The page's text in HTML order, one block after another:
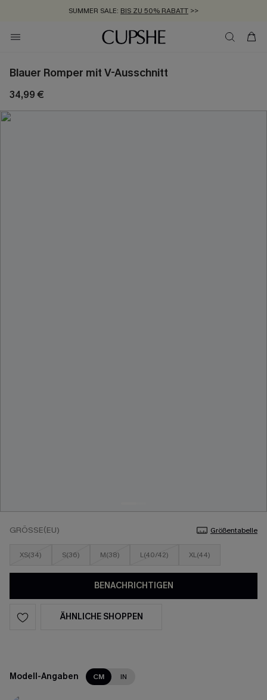
SUMMER SALE: BIS ZU 50% RABATT >>
ZUM NEWSLETTER:BIS ZU -20% EXTRA ERHALTEN
KOSTENLOSER VERSAND AB 89 €
Blauer Romper mit V-Ausschnitt
34,99 €
GRÖSSE(EU) Größentabelle
XS(34) S(36) M(38) L(40/42) XL(44)
BENACHRICHTIGEN
ÄHNLICHE SHOPPEN
Modell-Angaben CM IN